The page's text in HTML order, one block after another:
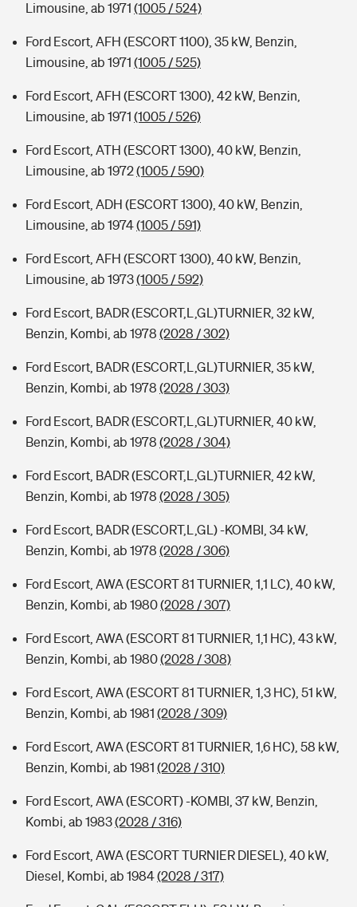
Limousine, ab 1971 (1005 / 524)
Ford Escort, AFH (ESCORT 1100), 35 kW, Benzin,
Limousine, ab 1971 (1005 / 525)
Ford Escort, AFH (ESCORT 1300), 42 kW, Benzin,
Limousine, ab 1971 (1005 / 526)
Ford Escort, ATH (ESCORT 1300), 40 kW, Benzin,
Limousine, ab 1972(1005 / 590)
Ford Escort, ADH (ESCORT 1300), 40 kW, Benzin,
Limousine, ab 1974(1005 / 591)
Ford Escort, AFH (ESCORT 1300), 40 kW, Benzin,
Limousine, ab 1973(1005 / 592)
Ford Escort, BADR (ESCORT,L,GL)TURNIER, 32 kW,
Benzin, Kombi, ab 1978 (2028 / 302)
Ford Escort, BADR (ESCORT,L,GL)TURNIER, 35 kW,
Benzin, Kombi, ab 1978 (2028 / 303)
Ford Escort, BADR (ESCORT,L,GL)TURNIER, 40 kW,
Benzin, Kombi, ab 1978 (2028 / 304)
Ford Escort, BADR (ESCORT,L,GL)TURNIER, 42 kW,
Benzin, Kombi, ab 1978 (2028 / 305)
Ford Escort, BADR (ESCORT,L,GL) -KOMBI, 34 kW,
Benzin, Kombi, ab 1978 (2028 / 306)
Ford Escort, AWA (ESCORT 81 TURNIER, 1,1 LC), 40 kW,
Benzin, Kombi, ab 1980(2028 / 307)
Ford Escort, AWA (ESCORT 81 TURNIER, 1,1 HC), 43 kW,
Benzin, Kombi, ab 1980(2028 / 308)
Ford Escort, AWA (ESCORT 81 TURNIER, 1,3 HC), 51 kW,
Benzin, Kombi, ab 1981 (2028 / 309)
Ford Escort, AWA (ESCORT 81 TURNIER, 1,6 HC), 58 kW,
Benzin, Kombi, ab 1981 (2028 / 310)
Ford Escort, AWA (ESCORT) -KOMBI, 37 kW, Benzin,
Kombi, ab 1983(2028 / 316)
Ford Escort, AWA (ESCORT TURNIER DIESEL), 40 kW,
Diesel, Kombi, ab 1984(2028 / 317)